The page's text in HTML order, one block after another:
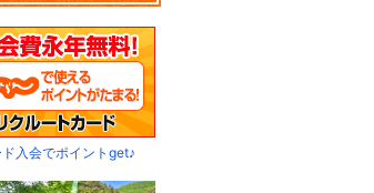
る
ド入会でポイントget♪